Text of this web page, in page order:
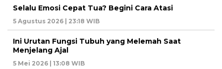
Selalu Emosi Cepat Tua? Begini Cara Atasi
5 Agustus 2026 | 23:18 WIB
Ini Urutan Fungsi Tubuh yang Melemah Saat
Menjelang Ajal
5 Mei 2026 | 13:08 WIB